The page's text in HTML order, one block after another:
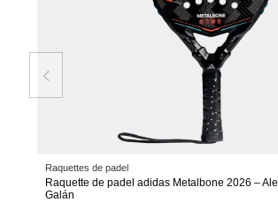
Raquettes de padel
Raquette de padel adidas Metalbone 2026 – Ale
Galán